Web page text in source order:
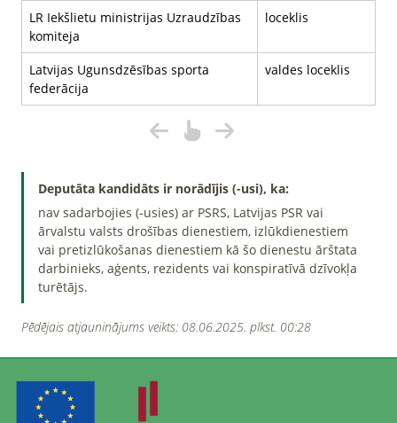
LR Iekšlietu ministrijas Uzraudzības
komiteja
loceklis
Latvijas Ugunsdzēsības sporta
federācija
valdes loceklis
Deputāta kandidāts ir norādījis (-usi), ka:
nav sadarbojies (-usies) ar PSRS, Latvijas PSR vai
ārvalstu valsts drošības dienestiem, izlūkdienestiem
vai pretizlūkošanas dienestiem kā šo dienestu ārštata
darbinieks, aģents, rezidents vai konspiratīvā dzīvokļa
turētājs.
Pēdējais atjauninājums veikts: 08.06.2025. plkst. 00:28